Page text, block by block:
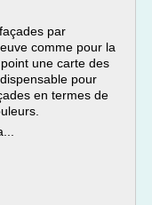
par
comme pour la
une carte des
pour
en termes de